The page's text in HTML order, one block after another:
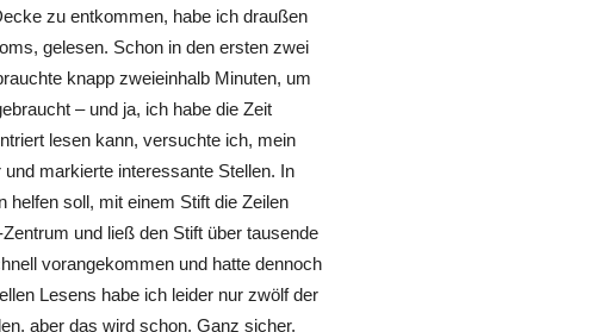
zu entkommen, habe ich draußen
gelesen. Schon in den ersten zwei
knapp zweieinhalb Minuten, um
– und ja, ich habe die Zeit
lesen kann, versuchte ich, mein
markierte interessante Stellen. In
soll, mit einem Stift die Zeilen
und ließ den Stift über tausende
vorangekommen und hatte dennoch
Lesens habe ich leider nur zwölf der
aber das wird schon. Ganz sicher.